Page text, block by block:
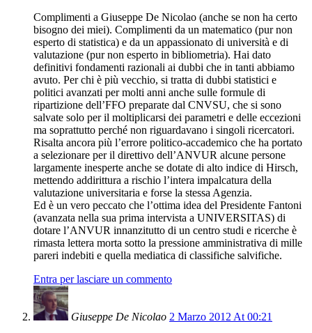
Complimenti a Giuseppe De Nicolao (anche se non ha certo
bisogno dei miei). Complimenti da un matematico (pur non
esperto di statistica) e da un appassionato di università e di
valutazione (pur non esperto in bibliometria). Hai dato
definitivi fondamenti razionali ai dubbi che in tanti abbiamo
avuto. Per chi è più vecchio, si tratta di dubbi statistici e
politici avanzati per molti anni anche sulle formule di
ripartizione dell’FFO preparate dal CNVSU, che si sono
salvate solo per il moltiplicarsi dei parametri e delle eccezioni
ma soprattutto perché non riguardavano i singoli ricercatori.
Risalta ancora più l’errore politico-accademico che ha portato
a selezionare per il direttivo dell’ANVUR alcune persone
largamente inesperte anche se dotate di alto indice di Hirsch,
mettendo addirittura a rischio l’intera impalcatura della
valutazione universitaria e forse la stessa Agenzia.
Ed è un vero peccato che l’ottima idea del Presidente Fantoni
(avanzata nella sua prima intervista a UNIVERSITAS) di
dotare l’ANVUR innanzitutto di un centro studi e ricerche è
rimasta lettera morta sotto la pressione amministrativa di mille
pareri indebiti e quella mediatica di classifiche salvifiche.
Entra per lasciare un commento
Giuseppe De Nicolao 2 Marzo 2012 At 00:21